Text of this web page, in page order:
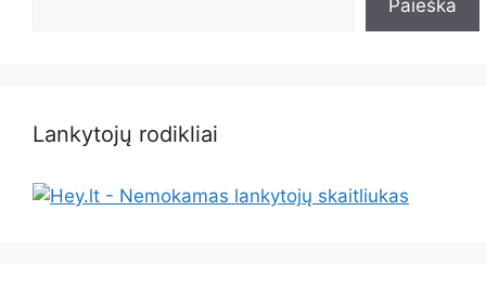
Paieška
Lankytojų rodikliai